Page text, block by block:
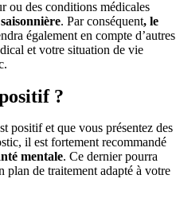
ou des conditions médicales
. Par conséquent, le
également en compte d’autres
et votre situation de vie
?
positif et que vous présentez des
il est fortement recommandé
mentale. Ce dernier pourra
plan de traitement adapté à votre